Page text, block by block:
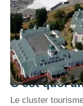
C’est quoi
Le cluster